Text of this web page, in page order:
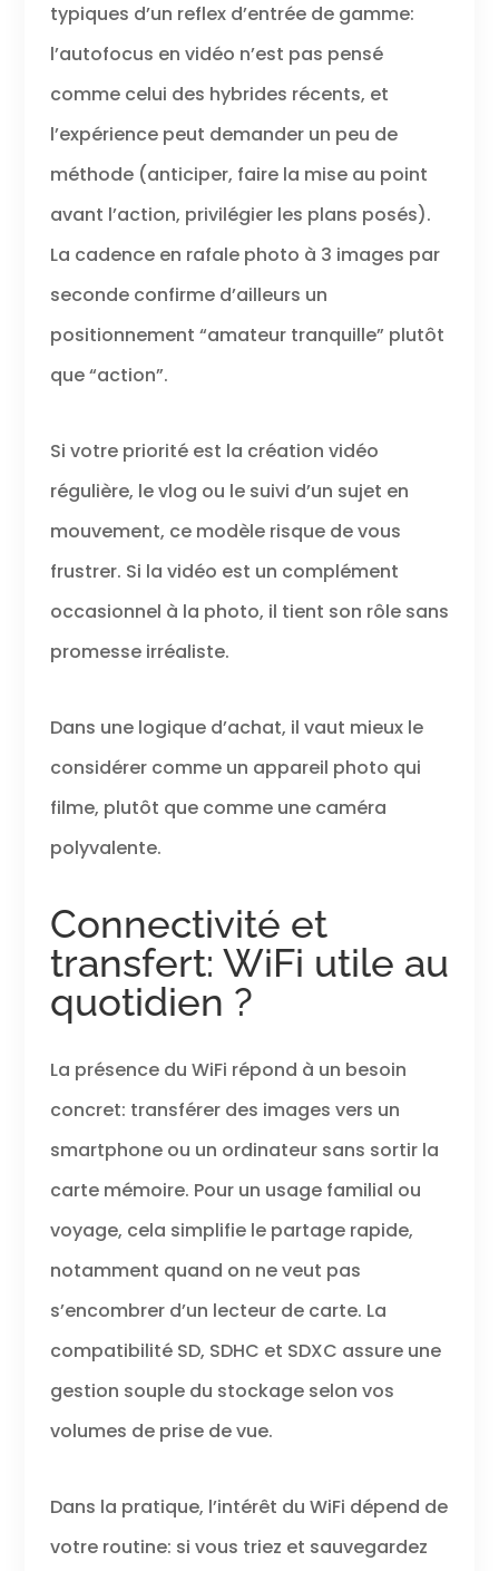
typiques d’un reflex d’entrée de gamme:
l’autofocus en vidéo n’est pas pensé
comme celui des hybrides récents, et
l’expérience peut demander un peu de
méthode (anticiper, faire la mise au point
avant l’action, privilégier les plans posés).
La cadence en rafale photo à 3 images par
seconde confirme d’ailleurs un
positionnement “amateur tranquille” plutôt
que “action”.
Si votre priorité est la création vidéo
régulière, le vlog ou le suivi d’un sujet en
mouvement, ce modèle risque de vous
frustrer. Si la vidéo est un complément
occasionnel à la photo, il tient son rôle sans
promesse irréaliste.
Dans une logique d’achat, il vaut mieux le
considérer comme un appareil photo qui
filme, plutôt que comme une caméra
polyvalente.
Connectivité et
transfert: WiFi utile au
quotidien ?
La présence du WiFi répond à un besoin
concret: transférer des images vers un
smartphone ou un ordinateur sans sortir la
carte mémoire. Pour un usage familial ou
voyage, cela simplifie le partage rapide,
notamment quand on ne veut pas
s’encombrer d’un lecteur de carte. La
compatibilité SD, SDHC et SDXC assure une
gestion souple du stockage selon vos
volumes de prise de vue.
Dans la pratique, l’intérêt du WiFi dépend de
votre routine: si vous triez et sauvegardez